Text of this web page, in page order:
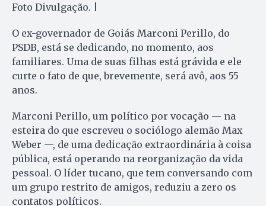
Foto Divulgação. |
O ex-governador de Goiás Marconi Perillo, do
PSDB, está se dedicando, no momento, aos
familiares. Uma de suas filhas está grávida e ele
curte o fato de que, brevemente, será avô, aos 55
anos.
Marconi Perillo, um político por vocação — na
esteira do que escreveu o sociólogo alemão Max
Weber —, de uma dedicação extraordinária à coisa
pública, está operando na reorganização da vida
pessoal. O líder tucano, que tem conversando com
um grupo restrito de amigos, reduziu a zero os
contatos políticos.